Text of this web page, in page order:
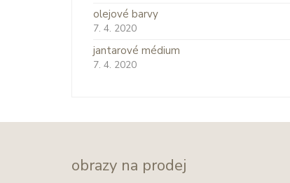
olejové barvy
7. 4. 2020
jantarové médium
7. 4. 2020
obrazy na prodej